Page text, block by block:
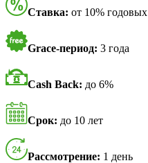
Ставка: от 10% годовых
Grace-период: 3 года
Cash Back: до 6%
Срок: до 10 лет
Рассмотрение: 1 день